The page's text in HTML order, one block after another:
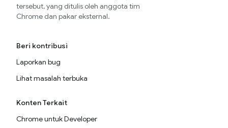
tersebut, yang ditulis oleh anggota tim
Chrome dan pakar eksternal.
Beri kontribusi
Laporkan bug
Lihat masalah terbuka
Konten Terkait
Chrome untuk Developer